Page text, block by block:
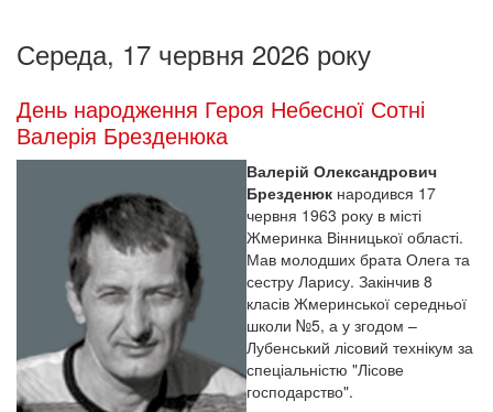
Середа, 17 червня 2026 року
День народження Героя Небесної Сотні
Валерія Брезденюка
Валерій Олександрович
Брезденюк народився 17
червня 1963 року в місті
Жмеринка Вінницької області.
Мав молодших брата Олега та
сестру Ларису. Закінчив 8
класів Жмеринської середньої
школи №5, а у згодом –
Лубенський лісовий технікум за
спеціальністю "Лісове
господарство".